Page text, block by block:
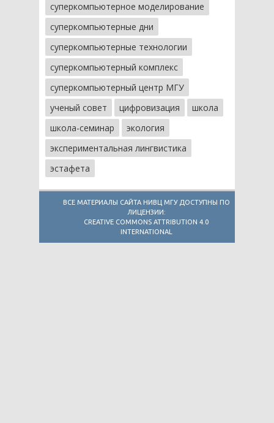
суперкомпьютерное моделирование
суперкомпьютерные дни
суперкомпьютерные технологии
суперкомпьютерный комплекс
суперкомпьютерный центр МГУ
ученый совет
цифровизация
школа
школа-семинар
экология
экспериментальная лингвистика
эстафета
ВСЕ МАТЕРИАЛЫ САЙТА НИВЦ МГУ ДОСТУПНЫ ПО
ЛИЦЕНЗИИ:
CREATIVE COMMONS ATTRIBUTION 4.0
INTERNATIONAL